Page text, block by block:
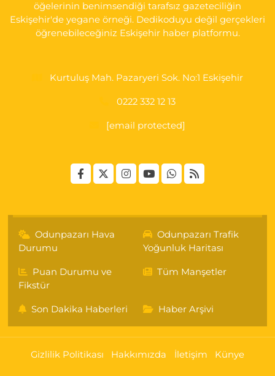
Bizim Eczanesi
EMEK MAH. ERTAŞ CAD.NO:12 A Küçük Sanayi girişi Tarım Kredi
Koop. Market yanı
öğelerinin benimsendiği tarafsız gazeteciliğin
Eskişehir'de yegane örneği. Dedikoduyu değil gerçekleri
öğrenebileceğiniz Eskişehir haber platformu.
Kurtuluş Mah. Pazaryeri Sok. No:1 Eskişehir
0222 332 12 13
[email protected]
Odunpazarı Hava
Durumu
Odunpazarı Trafik
Yoğunluk Haritası
Puan Durumu ve
Fikstür
Tüm Manşetler
Son Dakika Haberleri Haber Arşivi
Gizlilik Politikası Hakkımızda İletişim Künye